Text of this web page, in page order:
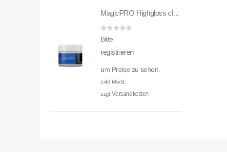
MagicPRO Highgloss clear
0out of 5
Bitte
registrieren
um Preise zu sehen.
exkl. MwSt.
zzgl.Versandkosten